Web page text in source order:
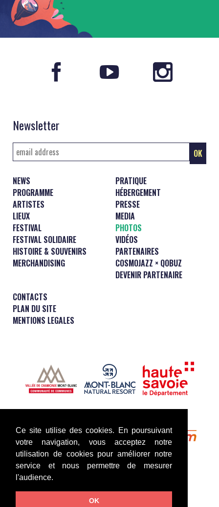
Ce site utilise des cookies. En poursuivant
votre navigation, vous acceptez notre
utilisation de cookies pour améliorer notre
service et nous permettre de mesurer
l'audience.
OK
Newsletter
NEWS
PROGRAMME
ARTISTES
LIEUX
FESTIVAL
FESTIVAL SOLIDAIRE
HISTOIRE & SOUVENIRS
MERCHANDISING
PRATIQUE
HÉBERGEMENT
PRESSE
MEDIA
PHOTOS
VIDÉOS
PARTENAIRES
COSMOJAZZ × QOBUZ
DEVENIR PARTENAIRE
CONTACTS
PLAN DU SITE
MENTIONS LEGALES